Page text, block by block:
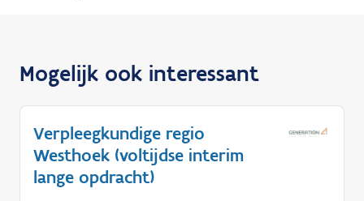
Mogelijk ook interessant
Verpleegkundige regio
Westhoek (voltijdse interim
lange opdracht)